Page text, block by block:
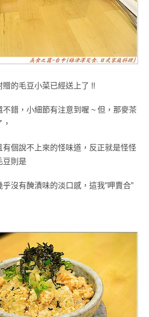
贈的毛豆小菜已經送上了 !!
不錯，小細節有注意到喔 ~ 但 ，那麥茶
，
有個說不上來的怪味道，反正就是怪怪
豆 則是
乎沒有醃漬味的淡口感，這我”呷賣合”